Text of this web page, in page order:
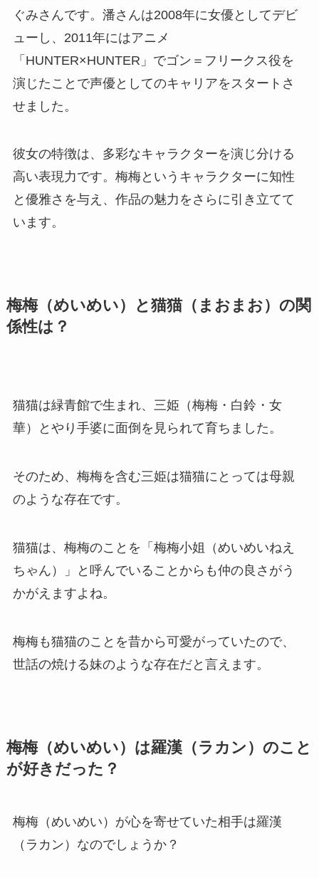
ぐみさんです。潘さんは2008年に女優としてデビ
ューし、2011年にはアニメ
「HUNTER×HUNTER」でゴン＝フリークス役を
演じたことで声優としてのキャリアをスタートさ
せました。
彼女の特徴は、多彩なキャラクターを演じ分ける
高い表現力です。梅梅というキャラクターに知性
と優雅さを与え、作品の魅力をさらに引き立てて
います。
梅梅（めいめい）と猫猫（まおまお）の関
係性は？
猫猫は緑青館で生まれ、三姫（梅梅・白鈴・女
華）とやり手婆に面倒を見られて育ちました。
そのため、梅梅を含む三姫は猫猫にとっては母親
のような存在です。
猫猫は、梅梅のことを「梅梅小姐（めいめいねえ
ちゃん）」と呼んでいることからも仲の良さがう
かがえますよね。
梅梅も猫猫のことを昔から可愛がっていたので、
世話の焼ける妹のような存在だと言えます。
梅梅（めいめい）は羅漢（ラカン）のこと
が好きだった？
梅梅（めいめい）が心を寄せていた相手は羅漢
（ラカン）なのでしょうか？